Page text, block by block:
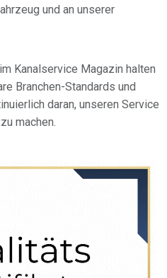
und an unserer
Kanalservice Magazin halten
Branchen-Standards und
daran, unseren Service
machen.